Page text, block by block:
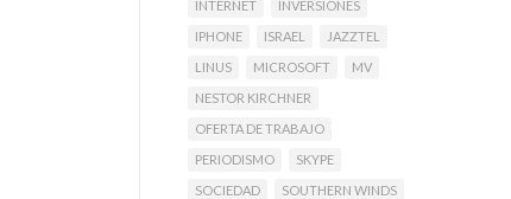
INTERNET
INVERSIONES
IPHONE
ISRAEL
JAZZTEL
LINUS
MICROSOFT
MV
NESTOR KIRCHNER
OFERTA DE TRABAJO
PERIODISMO
SKYPE
SOCIEDAD
SOUTHERN WINDS